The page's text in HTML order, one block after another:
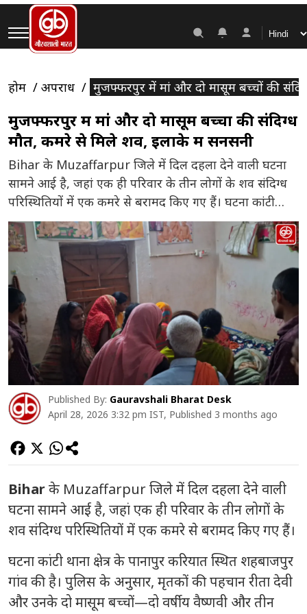
होम अपराध मुजफ्फरपुर में मां और दो मासूम बच्चों की
मुजफ्फरपुर में मां और दो मासूम बच्चों की संदिग्ध
मौत, कमरे से मिले शव, इलाके में सनसनी
Bihar के Muzaffarpur जिले में दिल दहला देने वाली घटना
सामने आई है, जहां एक ही परिवार के तीन लोगों के शव संदिग्ध
परिस्थितियों में एक कमरे से बरामद किए गए हैं। घटना कांटी
थाना क्षेत्र के पानापुर करियात स्थित शहबाजपुर गांव की है।
पुलिस के अनुसार, मृतकों की पहचान रीता देवी और उनके दो
[…]
Published By: Gauravshali Bharat Desk
April 28, 2026 3:32 pm IST, Published 3 months ago
Biharके Muzaffarpurजिले में दिल दहला देने वाली
घटना सामने आई है, जहां एक ही परिवार के तीन लोगों के
शव संदिग्ध परिस्थितियों में एक कमरे से बरामद किए गए हैं।
घटना कांटी थाना क्षेत्र के पानापुर करियात स्थित शहबाजपुर
गांव की है। पुलिस के अनुसार, मृतकों की पहचान रीता देवी
और उनके दो मासूम बच्चों—दो वर्षीय वैष्णवी और तीन